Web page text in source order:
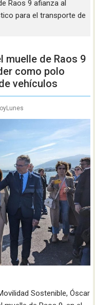
Raos 9 afianza al
para el transporte de
muelle de Raos 9
como polo
vehículos
Sostenible, Óscar